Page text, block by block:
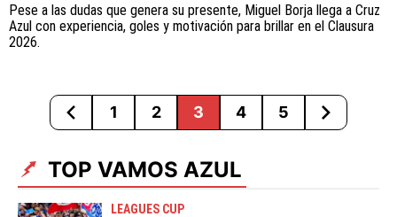
Pese a las dudas que genera su presente, Miguel Borja llega a Cruz
Azul con experiencia, goles y motivación para brillar en el Clausura
2026.
1 2 3 4 5
TOP VAMOS AZUL
LEAGUES CUP